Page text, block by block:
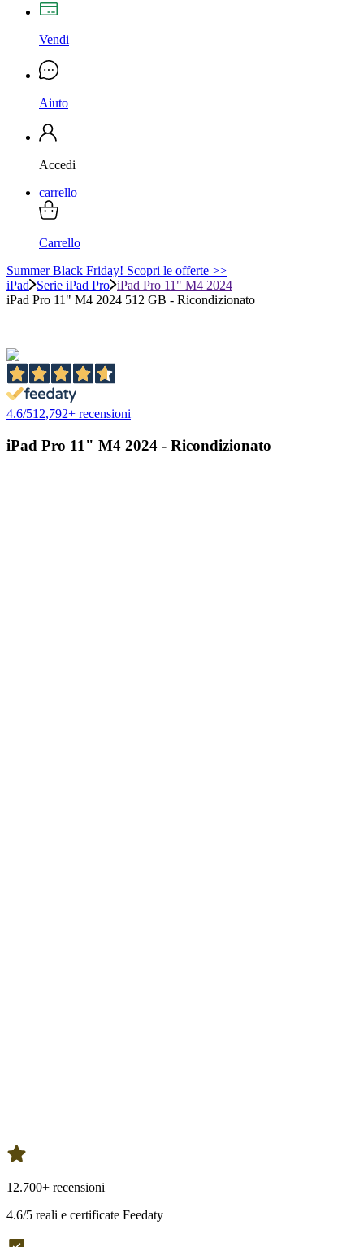
Vendi
Aiuto
Accedi
carrello
Carrello
Summer Black Friday! Scopri le offerte >>
iPad
Serie iPad Pro iPad Pro 11" M4 2024
iPad Pro 11" M4 2024 512 GB - Ricondizionato
4.6/512,792+ recensioni
iPad Pro 11" M4 2024 - Ricondizionato
12.700+ recensioni
4.6/5 reali e certificate Feedaty